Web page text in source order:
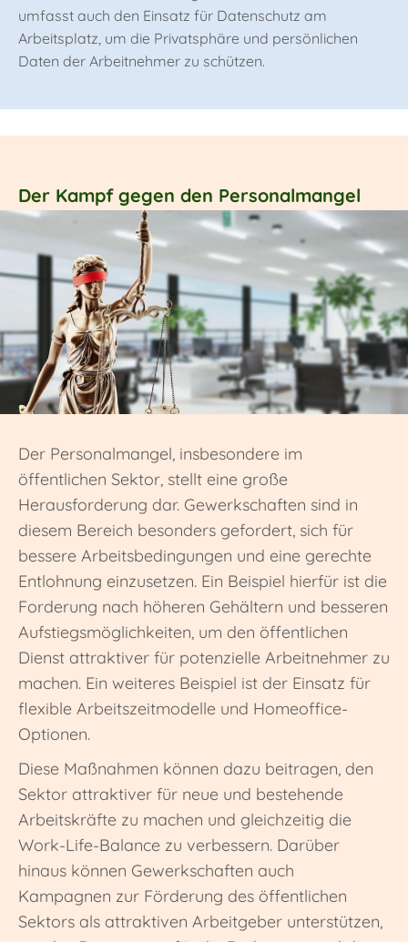
umfasst auch den Einsatz für Datenschutz am
Arbeitsplatz, um die Privatsphäre und persönlichen
Daten der Arbeitnehmer zu schützen.
Der Kampf gegen den Personalmangel
Der Personalmangel, insbesondere im
öffentlichen Sektor, stellt eine große
Herausforderung dar. Gewerkschaften sind in
diesem Bereich besonders gefordert, sich für
bessere Arbeitsbedingungen und eine gerechte
Entlohnung einzusetzen. Ein Beispiel hierfür ist die
Forderung nach höheren Gehältern und besseren
Aufstiegsmöglichkeiten, um den öffentlichen
Dienst attraktiver für potenzielle Arbeitnehmer zu
machen. Ein weiteres Beispiel ist der Einsatz für
flexible Arbeitszeitmodelle und Homeoffice-
Optionen.
Diese Maßnahmen können dazu beitragen, den
Sektor attraktiver für neue und bestehende
Arbeitskräfte zu machen und gleichzeitig die
Work-Life-Balance zu verbessern. Darüber
hinaus können Gewerkschaften auch
Kampagnen zur Förderung des öffentlichen
Sektors als attraktiven Arbeitgeber unterstützen,